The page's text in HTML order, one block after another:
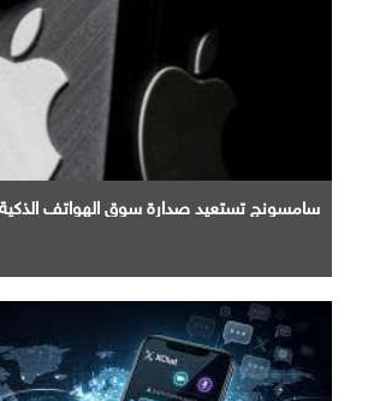
سامسونج تستعيد صدارة سوق الهواتف الذكية